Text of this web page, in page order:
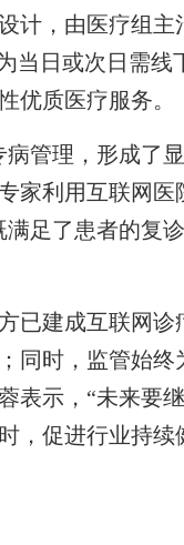
计，由医疗组
当日或次日需
优质医疗服务。
理，形成了显
家利用互联网
足了患者的复
建成互联网诊
同时，监管始
表示，“未来要
，促进行业持